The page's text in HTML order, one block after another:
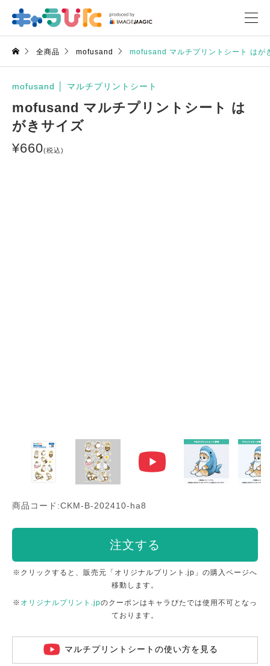
全商品 mofusand mofusand マルチプリントシート はが
mofusand マルチプリントシート
mofusand マルチプリントシート は
がきサイズ
¥660(税込)
商品コード:CKM-B-202410-ha8
注文する
※クリックすると、販売元「オリジナルプリント.jp」の購入ページへ
移動します。
※ オリジナルプリント.jpのクーポンはキャラぴたでは使用不可となっ
ております。
マルチプリントシートの使い方を見る